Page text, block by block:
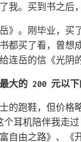
我。买到书之后
》。刚毕业，
都买了看，曾想
连岳的信《光阴
的 200 元以下
的跑鞋，但价格
耳机陪伴我走过
自由之路》、《